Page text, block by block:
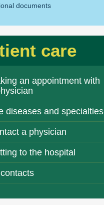
documents
care
an appointment with
diseases and specialties
a physician
to the hospital